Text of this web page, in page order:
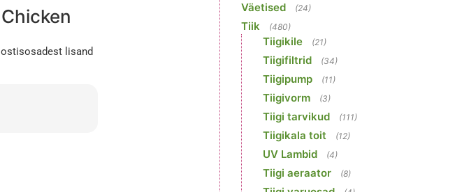
lisand
Väetised (24)
Tiik (480)
Tiigikile (21)
Tiigifiltrid (34)
Tiigipump (11)
Tiigivorm (3)
Tiigi tarvikud (111)
Tiigikala toit (12)
UV Lambid (4)
Tiigi aeraator (8)